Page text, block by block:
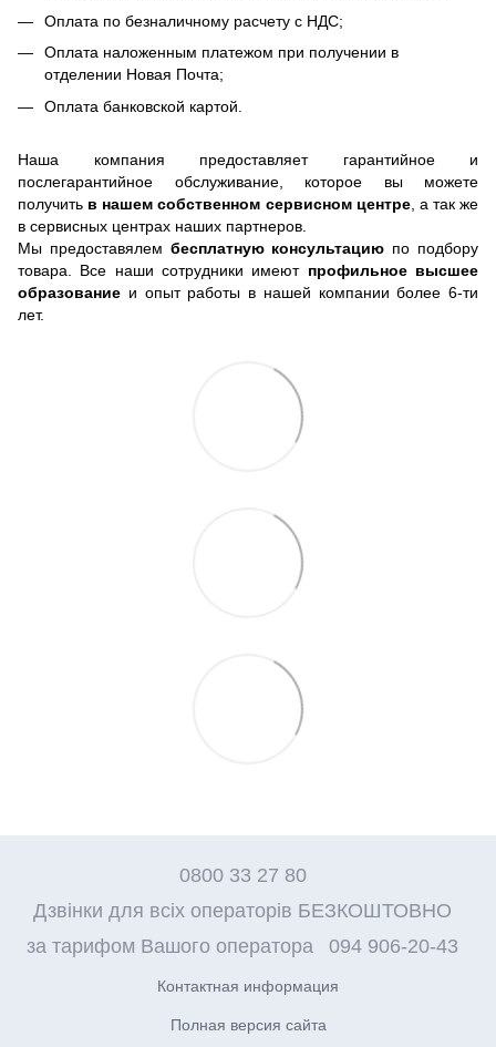
Оплата по безналичному расчету с НДС;
Оплата наложенным платежом при получении в
отделении Новая Почта;
Оплата банковской картой.
Наша компания предоставляет гарантийное и
послегарантийное обслуживание, которое вы можете
получить в нашем собственном сервисном центре, а так же
в сервисных центрах наших партнеров.
Мы предоставялем бесплатную консультацию по подбору
товара. Все наши сотрудники имеют профильное высшее
образование и опыт работы в нашей компании более 6-ти
лет.
0800 33 27 80
Дзвінки для всіх операторів БЕЗКОШТОВНО
за тарифом Вашого оператора
094 906-20-43
Контактная информация
Полная версия сайта